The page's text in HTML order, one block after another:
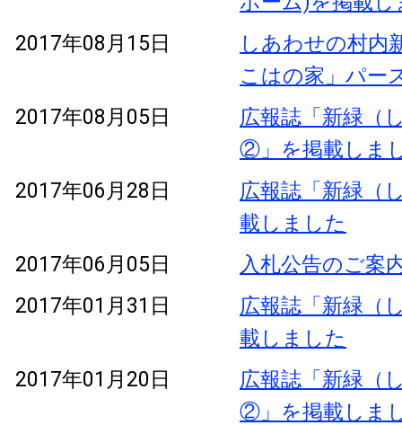
2017年08月15日
しあわせの村内
こはの家」パー
2017年08月05日
広報誌「新緑（
②」を掲載しま
2017年06月28日
広報誌「新緑（
載しました
2017年06月05日
入札公告のご案
2017年01月31日
広報誌「新緑（
載しました
2017年01月20日
広報誌「新緑（
②」を掲載しま